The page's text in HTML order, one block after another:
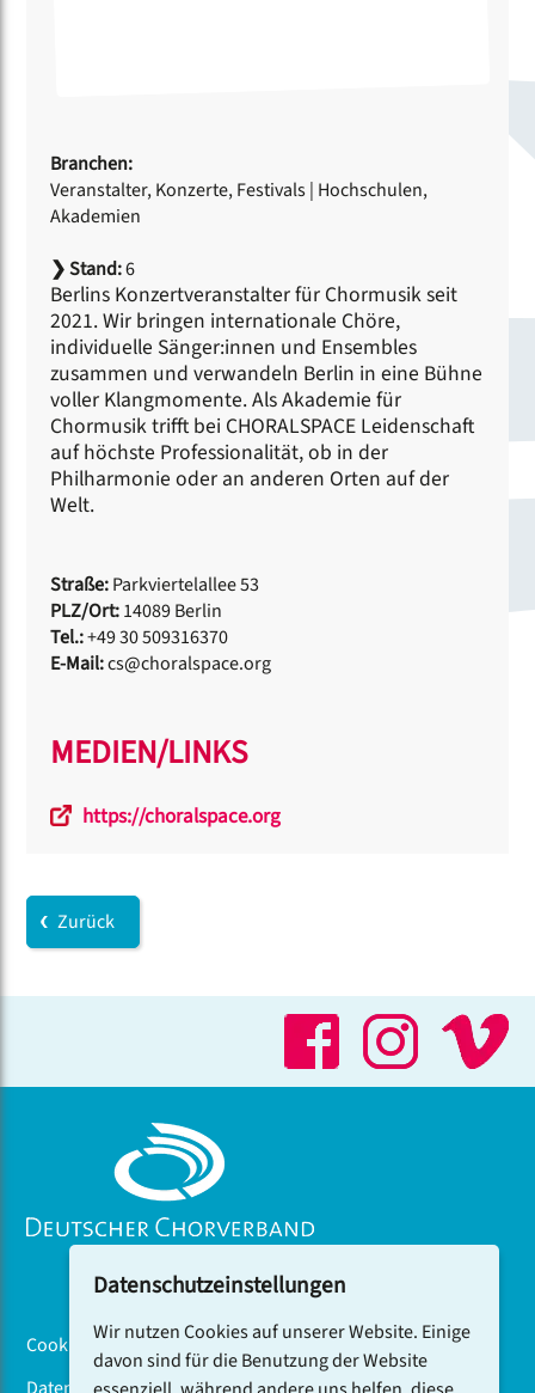
Branchen:
Veranstalter, Konzerte, Festivals| Hochschulen,
Akademien
❯Stand:6
Berlins Konzertveranstalter für Chormusik seit
2021. Wir bringen internationale Chöre,
individuelle Sänger:innen und Ensembles
zusammen und verwandeln Berlin in eine Bühne
voller Klangmomente. Als Akademie für
Chormusik trifft bei CHORALSPACE Leidenschaft
auf höchste Professionalität, ob in der
Philharmonie oder an anderen Orten auf der
Welt.
Straße:Parkviertelallee 53
PLZ/Ort:14089 Berlin
Tel.:+49 30 509316370
E-Mail:cs@choralspace.org
MEDIEN/LINKS
https://choralspace.org
Zurück
Cookiebanner
Datenschutzeinstellungen
Wir nutzen Cookies auf unserer Website. Einige
davon sind für die Benutzung der Website